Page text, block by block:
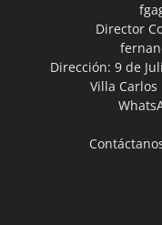
Director
Dirección: 9 de
Villa Carlos